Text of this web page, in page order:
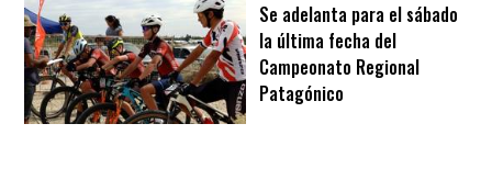
Se adelanta para el sábado
la última fecha del
Campeonato Regional
Patagónico